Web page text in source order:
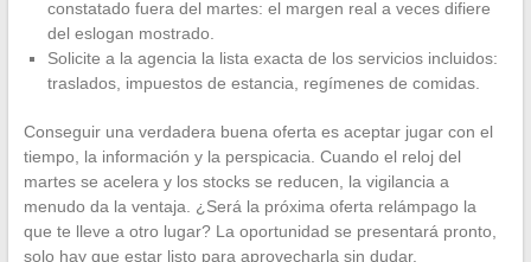
constatado fuera del martes: el margen real a veces difiere
del eslogan mostrado.
Solicite a la agencia la lista exacta de los servicios incluidos:
traslados, impuestos de estancia, regímenes de comidas.
Conseguir una verdadera buena oferta es aceptar jugar con el
tiempo, la información y la perspicacia. Cuando el reloj del
martes se acelera y los stocks se reducen, la vigilancia a
menudo da la ventaja. ¿Será la próxima oferta relámpago la
que te lleve a otro lugar? La oportunidad se presentará pronto,
solo hay que estar listo para aprovecharla sin dudar.